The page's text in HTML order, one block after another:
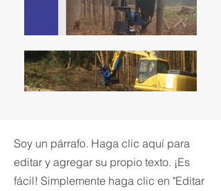
Soy un párrafo. Haga clic aquí para
editar y agregar su propio texto. ¡Es
fácil! Simplemente haga clic en "Editar